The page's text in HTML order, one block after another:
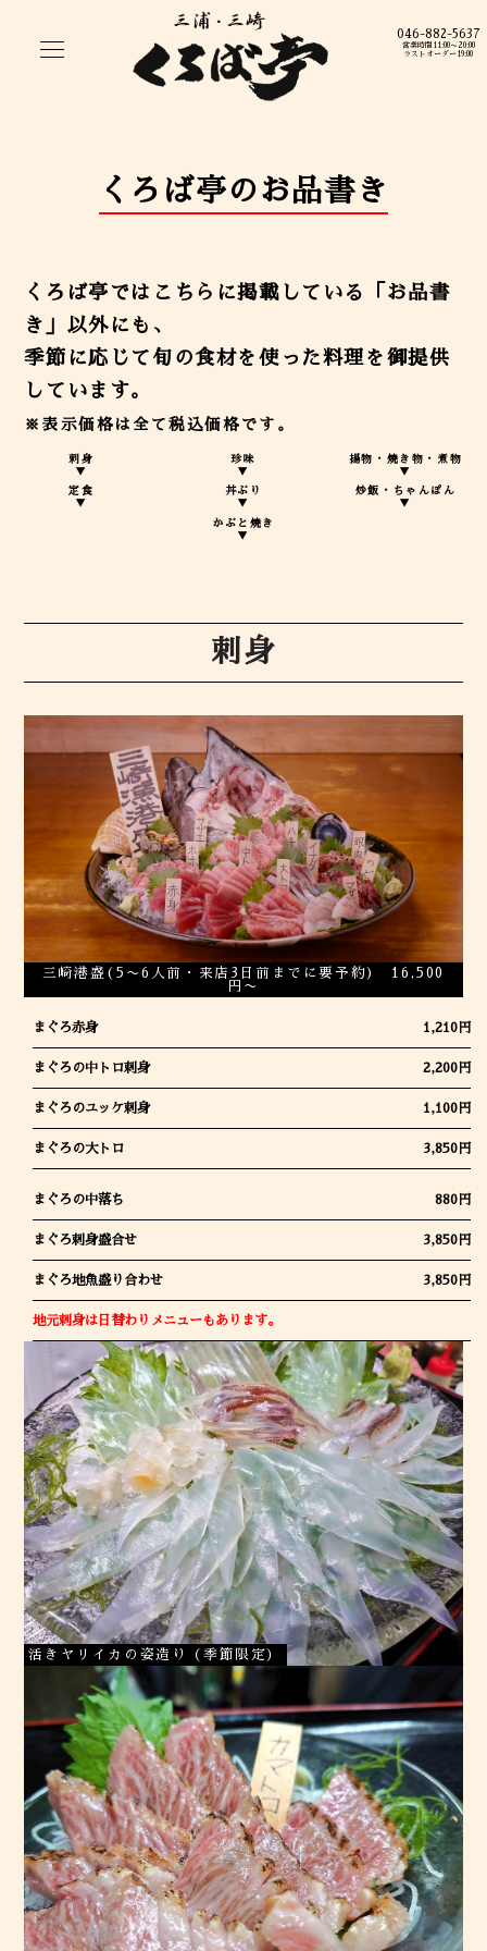
046-882-5637
営業時間11:00〜20:00
ラストオーダー19:00
くろば亭のお品書き
くろば亭ではこちらに掲載している「お品書
き」以外にも、
季節に応じて旬の食材を使った料理を御提供
しています。
※表示価格は全て税込価格です。
刺身
▼
珍味
▼
揚物・焼き物・煮物
▼
定食
▼
丼ぶり
▼
炒飯・ちゃんぽん
▼
かぶと焼き
▼
刺身
三崎港盛(5〜6人前・来店3日前までに要予約) 16,500
円〜
まぐろ赤身 1,210円
まぐろの中トロ刺身 2,200円
まぐろのユッケ刺身 1,100円
まぐろの大トロ 3,850円
まぐろの中落ち 880円
まぐろ刺身盛合せ 3,850円
まぐろ地魚盛り合わせ 3,850円
地元刺身は日替わりメニューもあります。
活きヤリイカの姿造り（季節限定）